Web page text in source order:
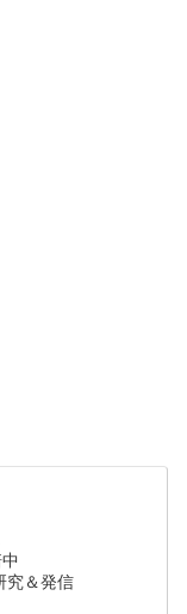
究＆発信